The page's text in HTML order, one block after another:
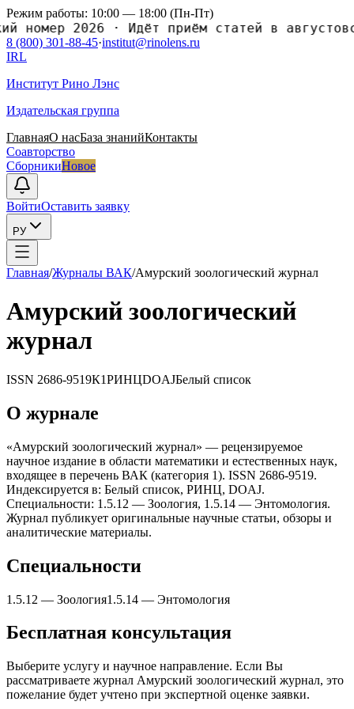
Режим работы: 10:00 — 18:00 (Пн-Пт)
2026·Идёт приём статей в
8 (800) 301-88-45·institut@rinolens.ru
IRL
Институт Рино Лэнс
Издательская группа
ГлавнаяО насБаза знанийКонтакты
Соавторство
СборникиНовое
ВойтиОставить заявку
РУ
Главная/Журналы ВАК/Амурский зоологический журнал
Амурский зоологический
журнал
ISSN 2686-9519К1РИНЦDOAJБелый список
О журнале
«Амурский зоологический журнал» — рецензируемое
научное издание в области математики и естественных наук,
входящее в перечень ВАК (категория 1). ISSN 2686-9519.
Индексируется в: Белый список, РИНЦ, DOAJ.
Специальности: 1.5.12 — Зоология, 1.5.14 — Энтомология.
Журнал публикует оригинальные научные статьи, обзоры и
аналитические материалы.
Специальности
1.5.12 — Зоология1.5.14 — Энтомология
Бесплатная консультация
Выберите услугу и научное направление. Если Вы
рассматриваете журнал Амурский зоологический журнал, это
пожелание будет учтено при экспертной оценке заявки.